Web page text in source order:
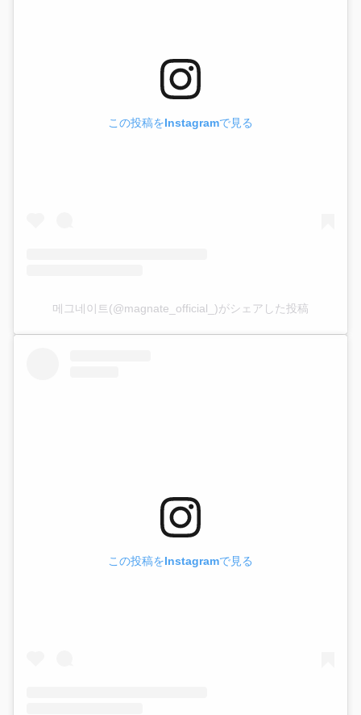
この投稿をInstagramで見る
메그네이트(@magnate_official_)がシェアした投稿
この投稿をInstagramで見る